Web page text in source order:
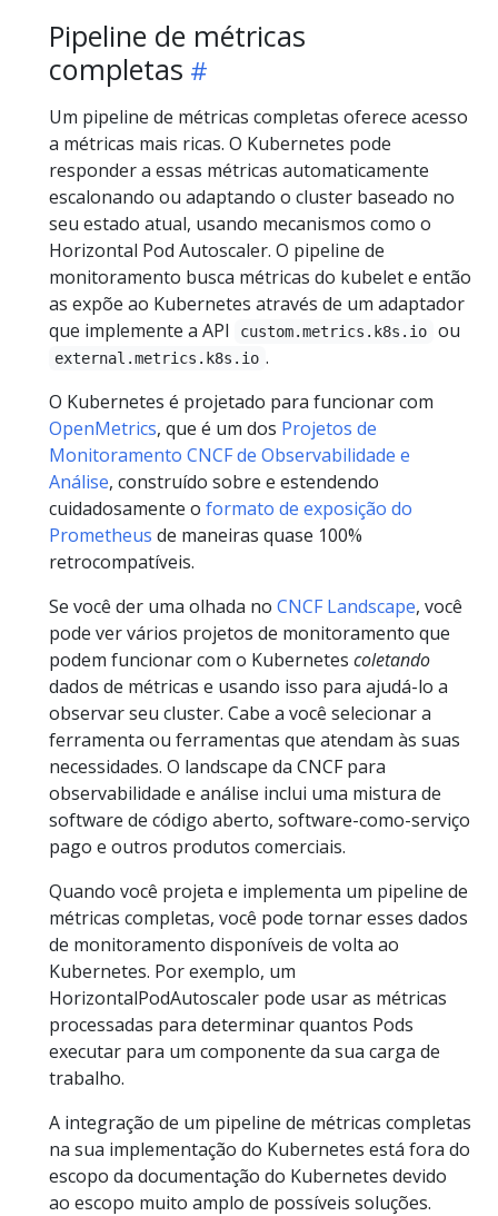
Pipeline de métricas
completas
Um pipeline de métricas completas oferece acesso
a métricas mais ricas. O Kubernetes pode
responder a essas métricas automaticamente
escalonando ou adaptando o cluster baseado no
seu estado atual, usando mecanismos como o
Horizontal Pod Autoscaler. O pipeline de
monitoramento busca métricas do kubelet e então
as expõe ao Kubernetes através de um adaptador
que implemente a API
custom.metrics.k8s.io ou
external.metrics.k8s.io .
O Kubernetes é projetado para funcionar com
OpenMetrics, que é um dos Projetos de
Monitoramento CNCF de Observabilidade e
Análise, construído sobre e estendendo
cuidadosamente o formato de exposição do
Prometheus de maneiras quase 100%
retrocompatíveis.
Se você der uma olhada no CNCF Landscape, você
pode ver vários projetos de monitoramento que
podem funcionar com o Kubernetes coletando
dados de métricas e usando isso para ajudá-lo a
observar seu cluster. Cabe a você selecionar a
ferramenta ou ferramentas que atendam às suas
necessidades. O landscape da CNCF para
observabilidade e análise inclui uma mistura de
software de código aberto, software-como-serviço
pago e outros produtos comerciais.
Quando você projeta e implementa um pipeline de
métricas completas, você pode tornar esses dados
de monitoramento disponíveis de volta ao
Kubernetes. Por exemplo, um
HorizontalPodAutoscaler pode usar as métricas
processadas para determinar quantos Pods
executar para um componente da sua carga de
trabalho.
A integração de um pipeline de métricas completas
na sua implementação do Kubernetes está fora do
escopo da documentação do Kubernetes devido
ao escopo muito amplo de possíveis soluções.